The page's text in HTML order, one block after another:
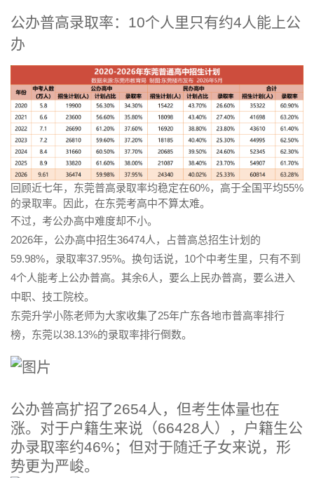
公办普高录取率：10个人里只有约4人能上公
办
回顾近七年，东莞普高录取率均稳定在60%，高于全国平均55%
的录取率。因此，在东莞考高中不算太难。
不过，考公办高中难度却不小。
2026年，公办高中招生36474人，占普高总招生计划的
59.98%，录取率37.95%。换句话说， 10个中考生里，只有不到
4个人能考上公办普高。其余6人，要么上民办普高，要么进入
中职、技工院校。
东莞升学小陈老师为大家收集了25年广东各地市普高率排行
榜， 东莞以38.13%的录取率排行倒数。
公办普高扩招了2654人，但考生体量也在
涨。对于户籍生来说（66428人），户籍生公
办录取率约46%；但对于随迁子女来说，形
势更为严峻。